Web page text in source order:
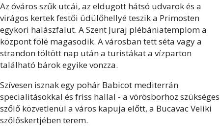
Az óváros szűk utcái, az eldugott hátsó udvarok és a
virágos kertek festői üdülőhellyé teszik a Primosten
egykori halászfalut. A Szent Juraj plébániatemplom a
központ fölé magasodik. A városban tett séta vagy a
strandon töltött nap után a turistákat a vízparton
található bárok egyike vonzza.
Szívesen isznak egy pohár Babicot mediterrán
specialitásokkal és friss hallal - a vörösborhoz szükséges
szőlő közvetlenül a város kapuja előtt, a Bucavac Veliki
szőlőskertjében terem.